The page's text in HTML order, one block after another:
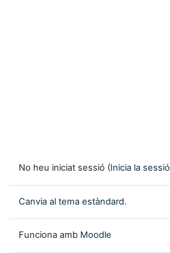
No heu iniciat sessió (Inicia la sessió
Canvia al tema estàndard.
Funciona amb Moodle